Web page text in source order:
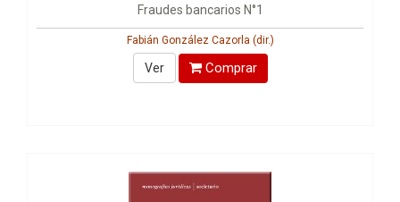
Fraudes bancarios N°1
Fabián González Cazorla (dir.)
Ver Comprar